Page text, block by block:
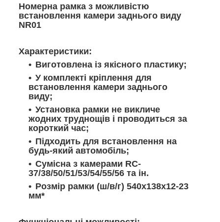
Номерна рамка з можливістю
встановлення камери заднього виду
NR01
Характеристики:
Виготовлена ​​із якісного пластику;
У комплекті кріплення для
встановлення камери заднього
виду;
Установка рамки не викличе
жодних труднощів і проводиться за
короткий час;
Підходить для встановлення на
будь-який автомобіль;
Сумісна з камерами RC-
37/38/50/51/53/54/55/56 та ін.
Розмір рамки (ш/в/г) 540х138х12-23
мм*